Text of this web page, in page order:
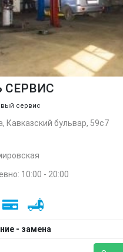
СЕРВИС
сервис
Кавказский бульвар, 59с7
10:00 - 20:00
- замена